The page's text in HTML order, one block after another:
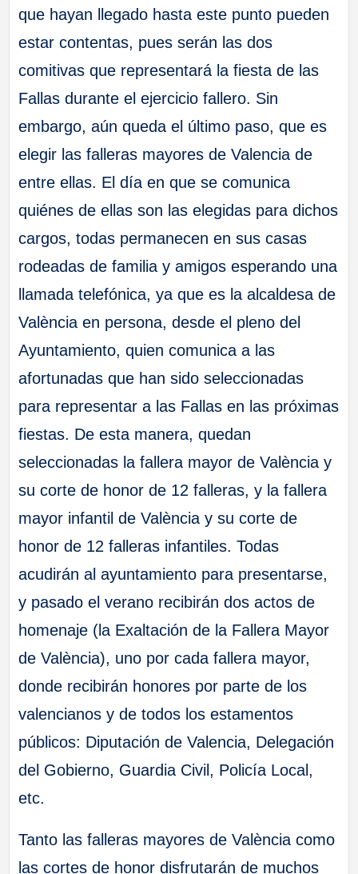
que hayan llegado hasta este punto pueden
estar contentas, pues serán las dos
comitivas que representará la fiesta de las
Fallas durante el ejercicio fallero. Sin
embargo, aún queda el último paso, que es
elegir las falleras mayores de Valencia de
entre ellas. El día en que se comunica
quiénes de ellas son las elegidas para dichos
cargos, todas permanecen en sus casas
rodeadas de familia y amigos esperando una
llamada telefónica, ya que es la alcaldesa de
València en persona, desde el pleno del
Ayuntamiento, quien comunica a las
afortunadas que han sido seleccionadas
para representar a las Fallas en las próximas
fiestas. De esta manera, quedan
seleccionadas la fallera mayor de València y
su corte de honor de 12 falleras, y la fallera
mayor infantil de València y su corte de
honor de 12 falleras infantiles. Todas
acudirán al ayuntamiento para presentarse,
y pasado el verano recibirán dos actos de
homenaje (la Exaltación de la Fallera Mayor
de València), uno por cada fallera mayor,
donde recibirán honores por parte de los
valencianos y de todos los estamentos
públicos: Diputación de Valencia, Delegación
del Gobierno, Guardia Civil, Policía Local,
etc.
Tanto las falleras mayores de València como
las cortes de honor disfrutarán de muchos